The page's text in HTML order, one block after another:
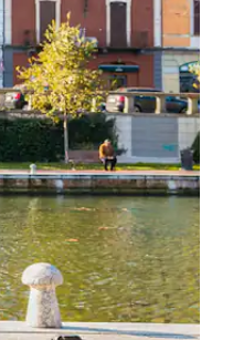
dodirom ili prevlačenjem.